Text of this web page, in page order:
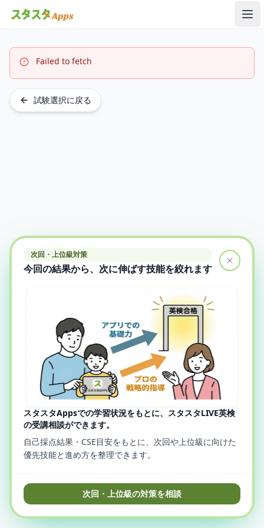
メ
Failed to fetch
試験選択に戻る
次回・上位級対策
今回の結果から、次に伸ばす技能を絞れます
スタスタAppsでの学習状況をもとに、スタスタLIVE英検
の受講相談ができます。
自己採点結果・CSE目安をもとに、次回や上位級に向けた
優先技能と進め方を整理できます。
次回・上位級の対策を相談